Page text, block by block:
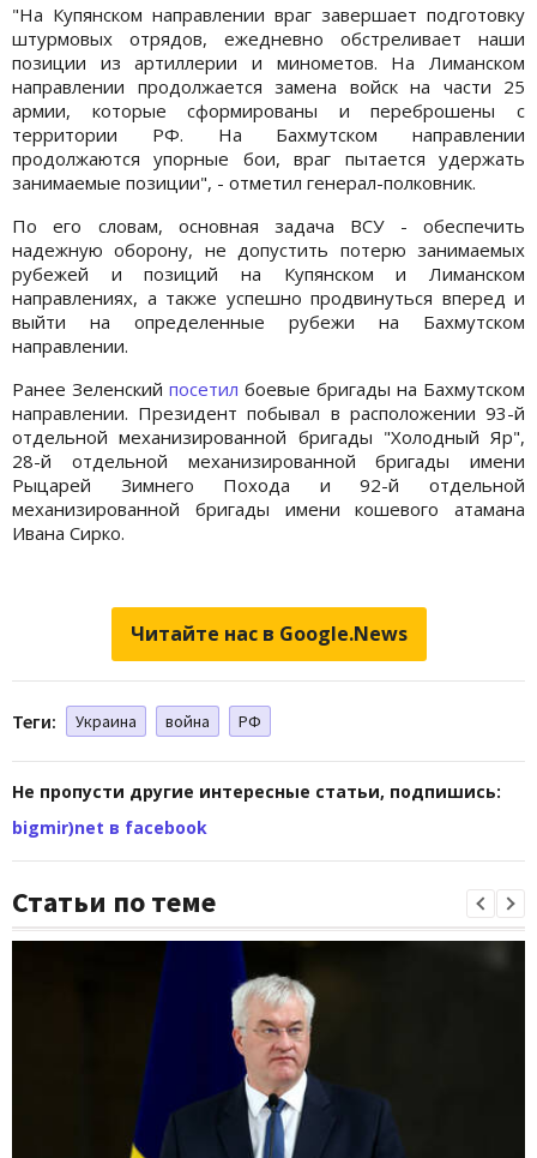
"На Купянском направлении враг завершает подготовку
штурмовых отрядов, ежедневно обстреливает наши
позиции из артиллерии и минометов. На Лиманском
направлении продолжается замена войск на части 25
армии, которые сформированы и переброшены с
территории РФ. На Бахмутском направлении
продолжаются упорные бои, враг пытается удержать
занимаемые позиции", - отметил генерал-полковник.
По его словам, основная задача ВСУ - обеспечить
надежную оборону, не допустить потерю занимаемых
рубежей и позиций на Купянском и Лиманском
направлениях, а также успешно продвинуться вперед и
выйти на определенные рубежи на Бахмутском
направлении.
Ранее Зеленский посетил боевые бригады на Бахмутском
направлении. Президент побывал в расположении 93-й
отдельной механизированной бригады "Холодный Яр",
28-й отдельной механизированной бригады имени
Рыцарей Зимнего Похода и 92-й отдельной
механизированной бригады имени кошевого атамана
Ивана Сирко.
Читайте нас в Google.News
Теги: Украина война РФ
Не пропусти другие интересные статьи, подпишись:
bigmir)net в facebook
Статьи по теме